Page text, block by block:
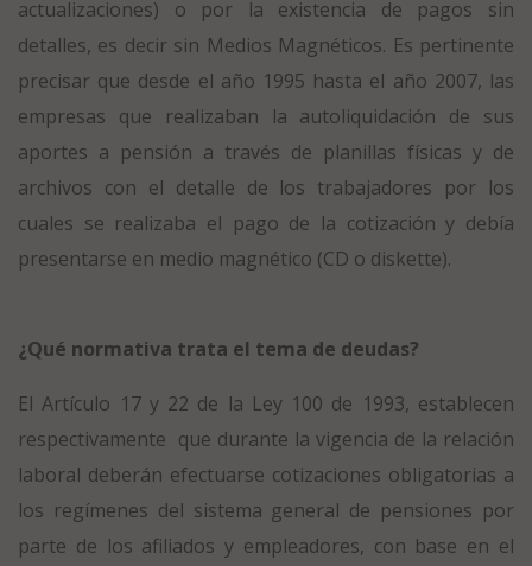
actualizaciones) o por la existencia de pagos sin
detalles, es decir sin Medios Magnéticos. Es pertinente
precisar que desde el año 1995 hasta el año 2007, las
empresas que realizaban la autoliquidación de sus
aportes a pensión a través de planillas físicas y de
archivos con el detalle de los trabajadores por los
cuales se realizaba el pago de la cotización y debía
presentarse en medio magnético (CD o diskette).
¿Qué normativa trata el tema de deudas?
El Artículo 17 y 22 de la Ley 100 de 1993, establecen
respectivamente que durante la vigencia de la relación
laboral deberán efectuarse cotizaciones obligatorias a
los regímenes del sistema general de pensiones por
parte de los afiliados y empleadores, con base en el